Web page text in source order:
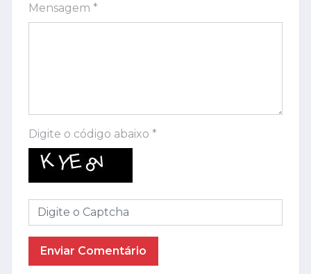
Mensagem *
Digite o código abaixo *